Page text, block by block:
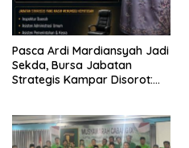
Pasca Ardi Mardiansyah Jadi
Sekda, Bursa Jabatan
Strategis Kampar Disorot: